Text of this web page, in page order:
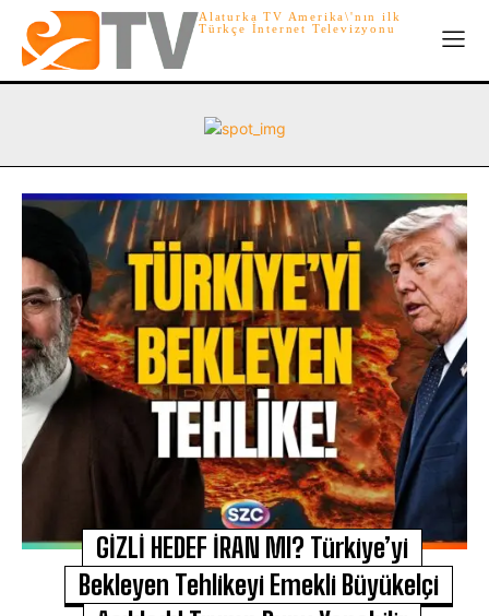
Alaturka TV Amerika\'nın ilk
Türkçe İnternet Televizyonu
GİZLİ HEDEF İRAN MI? Türkiye’yi
Bekleyen Tehlikeyi Emekli Büyükelçi